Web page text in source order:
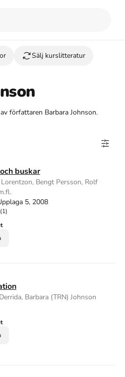
Sälj kurslitteratur
författaren Barbara Johnson.
buskar
Bengt Persson, Rolf
5, 2008
(1)
Barbara (TRN) Johnson